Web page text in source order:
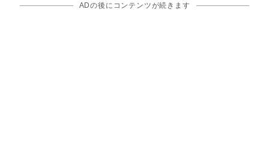
ADの後にコンテンツが続きます